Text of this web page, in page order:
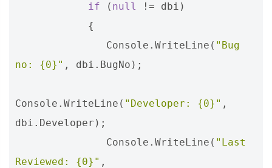
if
( null != dbi )
{
Console . WriteLine ( "Bug
no: {0}" , dbi . BugNo );
Console . WriteLine ( "Developer: {0}" ,
dbi . Developer );
Console . WriteLine ( "Last
Reviewed: {0}" ,